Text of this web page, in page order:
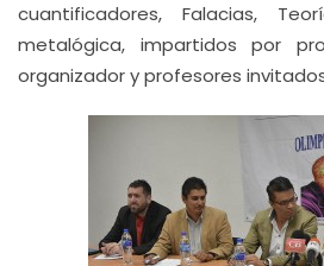
cuantificadores, Falacias,
metalógica, impartidos por
organizador y profesores